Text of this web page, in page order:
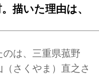
描いた理由は、
は、三重県菰野
（さくやま）直之さ